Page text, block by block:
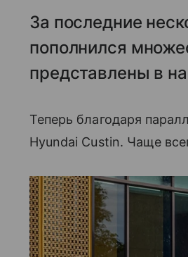
За последние
пополнился
представлены в
Теперь благодаря
Hyundai Custin. Чаще